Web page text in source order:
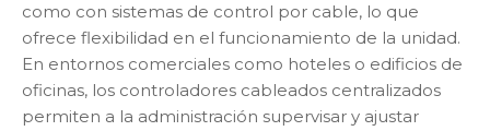
como con sistemas de control por cable, lo que
ofrece flexibilidad en el funcionamiento de la unidad.
En entornos comerciales como hoteles o edificios de
oficinas, los controladores cableados centralizados
permiten a la administración supervisar y ajustar